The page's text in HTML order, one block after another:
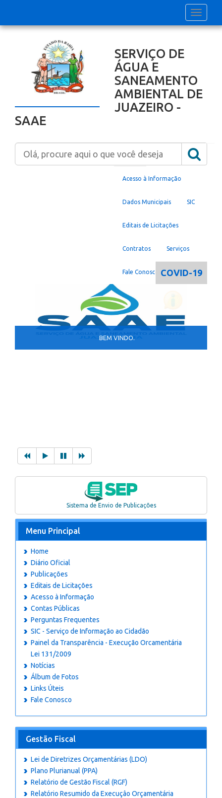
Toggle
SERVIÇO DE
ÁGUA E
SANEAMENTO
AMBIENTAL DE
JUAZEIRO -
SAAE
Home
Acesso à Informação
Dados Municipais SIC
Editais de Licitações
Contratos Serviços
Fale Conosco COVID-19
BEM VINDO.
Sistema de Envio de Publicações
Menu Principal
Home
Diário Oficial
Publicações
Editais de Licitações
Acesso à Informação
Contas Públicas
Perguntas Frequentes
SIC - Serviço de Informação ao Cidadão
Painel da Transparência - Execução Orcamentária
Lei 131/2009
Notícias
Álbum de Fotos
Links Úteis
Fale Conosco
Gestão Fiscal
Lei de Diretrizes Orçamentárias (LDO)
Plano Plurianual (PPA)
Relatório de Gestão Fiscal (RGF)
Relatório Resumido da Execuçâo Orçamentária